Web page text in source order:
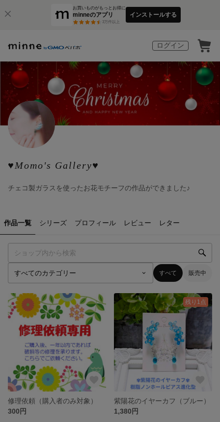
お買いものがもっとお得に
minneのアプリ
3万件以上
インストールする
ログイン
♥Momo's Gallery♥
チェコ製ガラスを使ったお花モチーフの作品ができました♪
作品一覧 シリーズ プロフィール レビュー レター
すべて 販売中
修理依頼（購入者のみ対象）
300円
残り1点
紫陽花のイヤーカフ（ブルー）
1,380円